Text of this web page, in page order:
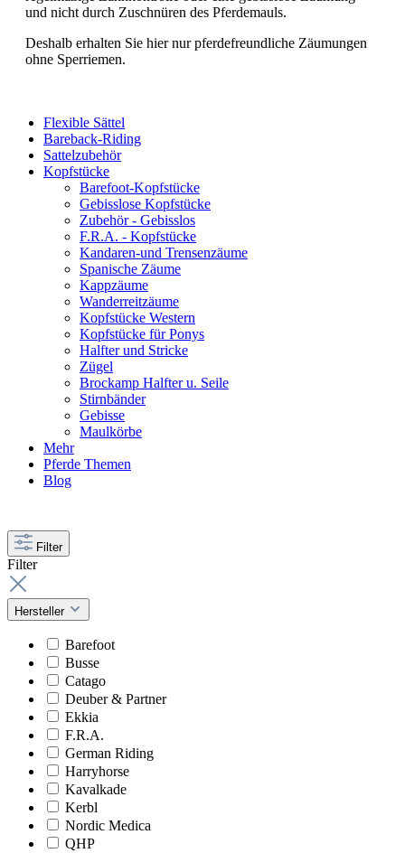
und nicht durch Zuschnüren des Pferdemauls.
Deshalb erhalten Sie hier nur pferdefreundliche Zäumungen
ohne Sperriemen.
Flexible Sättel
Bareback-Riding
Sattelzubehör
Kopfstücke
Barefoot-Kopfstücke
Gebisslose Kopfstücke
Zubehör - Gebisslos
F.R.A. - Kopfstücke
Kandaren-und Trensenzäume
Spanische Zäume
Kappzäume
Wanderreitzäume
Kopfstücke Western
Kopfstücke für Ponys
Halfter und Stricke
Zügel
Brockamp Halfter u. Seile
Stirnbänder
Gebisse
Maulkörbe
Mehr
Pferde Themen
Blog
Filter
Filter
Hersteller
Barefoot
Busse
Catago
Deuber & Partner
Ekkia
F.R.A.
German Riding
Harryhorse
Kavalkade
Kerbl
Nordic Medica
QHP